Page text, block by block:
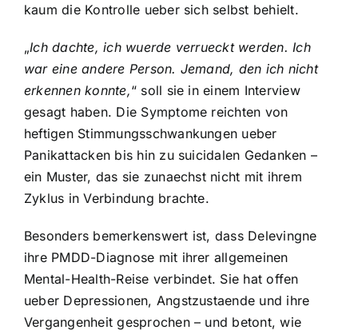
kaum die Kontrolle ueber sich selbst behielt.
„Ich dachte, ich wuerde verrueckt werden. Ich
war eine andere Person. Jemand, den ich nicht
erkennen konnte,“ soll sie in einem Interview
gesagt haben. Die Symptome reichten von
heftigen Stimmungsschwankungen ueber
Panikattacken bis hin zu suicidalen Gedanken –
ein Muster, das sie zunaechst nicht mit ihrem
Zyklus in Verbindung brachte.
Besonders bemerkenswert ist, dass Delevingne
ihre PMDD-Diagnose mit ihrer allgemeinen
Mental-Health-Reise verbindet. Sie hat offen
ueber Depressionen, Angstzustaende und ihre
Vergangenheit gesprochen – und betont, wie